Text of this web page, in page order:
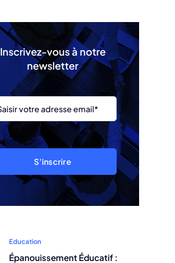
Inscrivez-vous à notre
newsletter
S'inscrire
Education
Épanouissement Éducatif :